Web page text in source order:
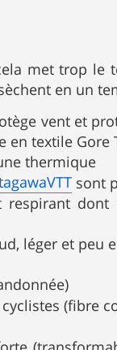
met trop le
en un
vent et
en textile Gore
thermique
sont
respirant
léger et peu
(fibre